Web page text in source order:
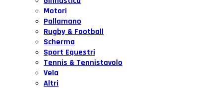
Motori
Pallamano
Rugby & Football
Scherma
Sport Equestri
Tennis & Tennistavolo
Vela
Altri